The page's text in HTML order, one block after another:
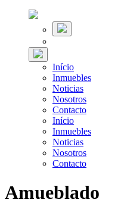
Início
Inmuebles
Noticias
Nosotros
Contacto
Início
Inmuebles
Noticias
Nosotros
Contacto
Amueblado